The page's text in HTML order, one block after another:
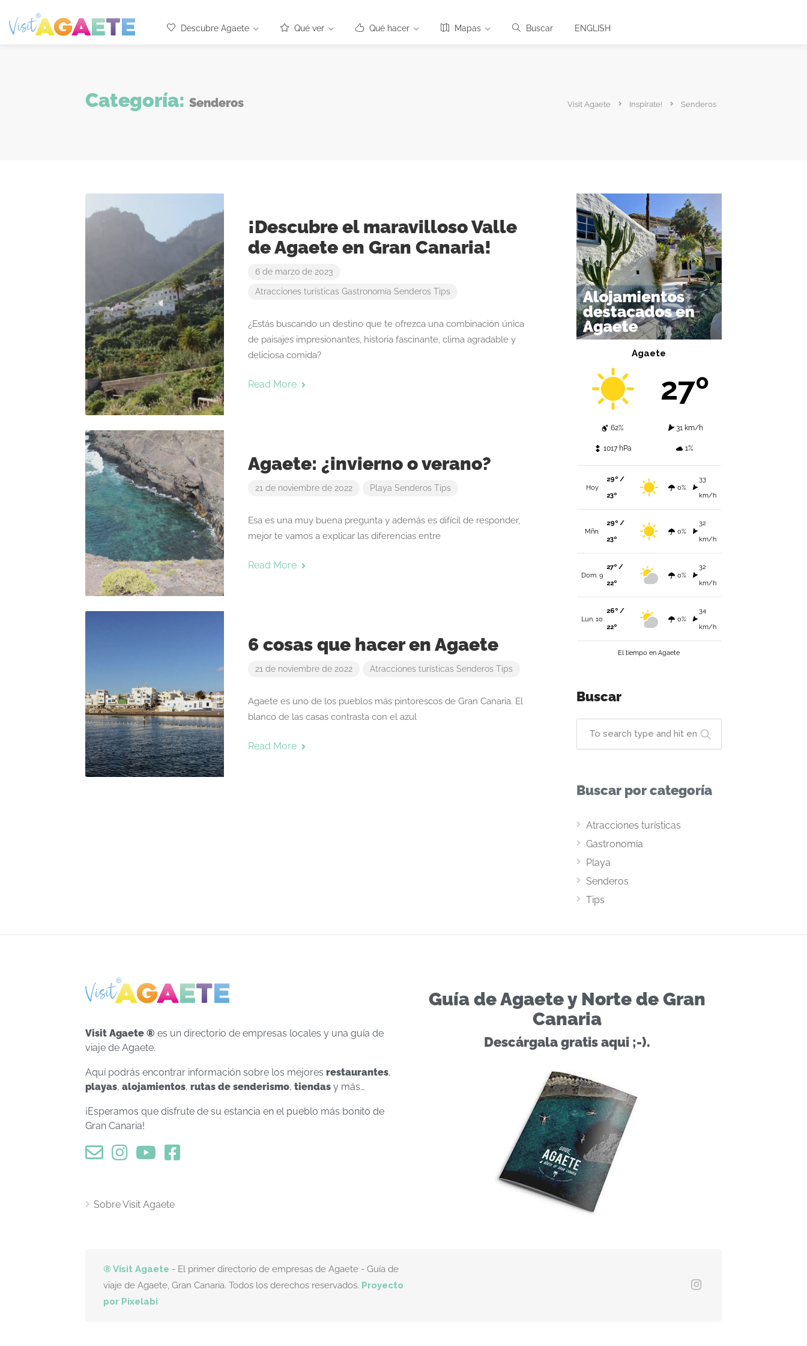
Descubre Agaete Qué ver Qué hacer Mapas Buscar ENGLISH
Categoría: Senderos Visit Agaete Inspírate! Senderos
¡Descubre el maravilloso Valle
de Agaete en Gran Canaria!
6 de marzo de 2023
Atracciones turísticas Gastronomía Senderos Tips
¿Estás buscando un destino que te ofrezca una combinación única
de paisajes impresionantes, historia fascinante, clima agradable y
deliciosa comida?
Read More
Agaete: ¿invierno o verano?
21 de noviembre de 2022 Playa Senderos Tips
Esa es una muy buena pregunta y además es difícil de responder,
mejor te vamos a explicar las diferencias entre
Read More
6 cosas que hacer en Agaete
21 de noviembre de 2022 Atracciones turísticas Senderos Tips
Agaete es uno de los pueblos más pintorescos de Gran Canaria. El
blanco de las casas contrasta con el azul
Read More
Agaete
27º
62% 31 km/h
1017 hPa 1%
Hoy
29º /
23º
0%
33
km/h
Mñn.
29º /
23º
0%
32
km/h
Dom. 9
27º /
22º
0%
32
km/h
Lun. 10
26º /
22º
0%
34
km/h
El tiempo en Agaete
Buscar
Buscar por categoría
Atracciones turísticas
Gastronomía
Playa
Senderos
Tips
Visit Agaete ® es un directorio de empresas locales y una guía de
viaje de Agaete.
Aquí podrás encontrar información sobre los mejores restaurantes,
playas, alojamientos, rutas de senderismo, tiendas y más…
¡Esperamos que disfrute de su estancia en el pueblo más bonito de
Gran Canaria!
Sobre Visit Agaete
Guía de Agaete y Norte de Gran
Canaria
Descárgala gratis aqui ;-).
® Visit Agaete - El primer directorio de empresas de Agaete - Guía de
viaje de Agaete, Gran Canaria. Todos los derechos reservados. Proyecto
por Pixelabi